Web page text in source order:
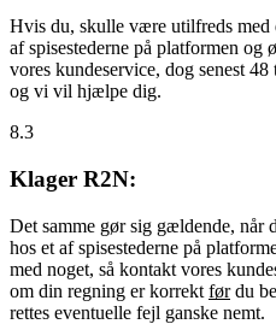
Hvis du, skulle være utilfreds med
af spisestederne på platformen og
vores kundeservice, dog senest
og vi vil hjælpe dig.
8.3
Klager R2N:
Det samme gør sig gældende, når
hos et af spisestederne på
med noget, så kontakt vores
om din regning er korrekt førdu
rettes eventuelle fejl ganske nemt.